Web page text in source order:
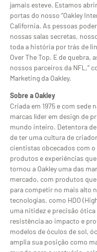
jamais esteve. Estamos
portas do nosso “Oakley
California. As pessoas
nossas salas secretas,
toda a história por trás de
Over The Top. E de
nossos parceiros da NFL,”
Marketing da Oakley.
Sobre a Oakley
Criada em 1975 e com sede
marcas líder em design de
mundo inteiro. Detentora
de ter uma cultura de
cientistas obcecados com
produtos e experiências
tornou a Oakley uma das
mercado, com produtos
para competir no mais alto
tecnologias, como HDO
uma nitidez e precisão
resistência ao impacto e
modelos de óculos de sol,
amplia sua posição como